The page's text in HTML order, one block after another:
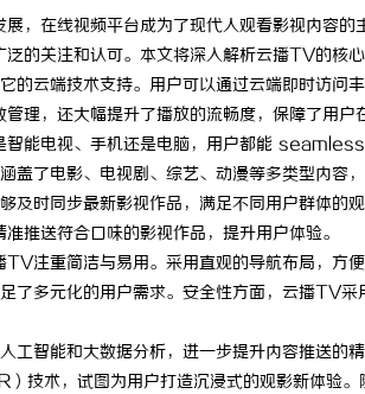
展，在线视频平台成为了现代人观看影视内容
的关注和认可。本文将深入解析云播TV的核
的云端技术支持。用户可以通过云端即时访问
管理，还大幅提升了播放的流畅度，保障了用
智能电视、手机还是电脑，用户都能
盖了电影、电视剧、综艺、动漫等多类型内容
及时同步最新影视作品，满足不同用户群体的
推送符合口味的影视作品，提升用户体验。
TV注重简洁与易用。采用直观的导航布局，方
了多元化的用户需求。安全性方面，云播TV
工智能和大数据分析，进一步提升内容推送的
）技术，试图为用户打造沉浸式的观影新体验